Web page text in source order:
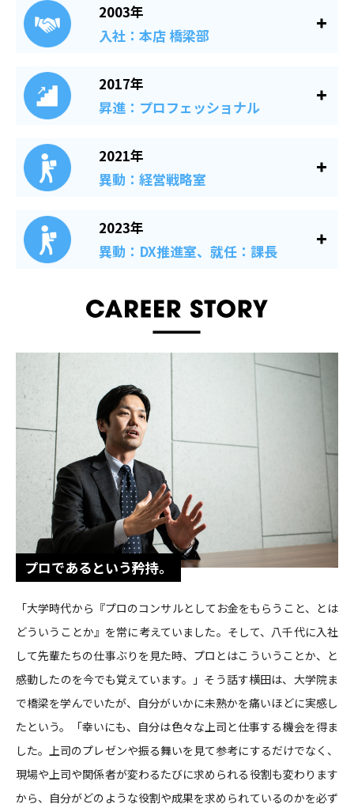
2003年
入社：本店 橋梁部
2017年
昇進：プロフェッショナル
2021年
異動：経営戦略室
2023年
異動：DX推進室、就任：課長
プロであるという矜持。
「大学時代から『プロのコンサルとしてお金をもらうこと、とは
どういうことか』を常に考えていました。そして、八千代に入社
して先輩たちの仕事ぶりを見た時、プロとはこういうことか、と
感動したのを今でも覚えています。」そう話す横田は、大学院ま
で橋梁を学んでいたが、自分がいかに未熟かを痛いほどに実感し
たという。「幸いにも、自分は色々な上司と仕事する機会を得ま
した。上司のプレゼンや振る舞いを見て参考にするだけでなく、
現場や上司や関係者が変わるたびに求められる役割も変わります
から、自分がどのような役割や成果を求められているのかを必ず